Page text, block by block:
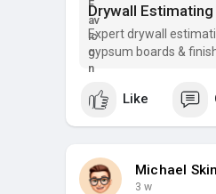
Drywall
Expert drywall
gypsum boards &
Like
Michael
3 w